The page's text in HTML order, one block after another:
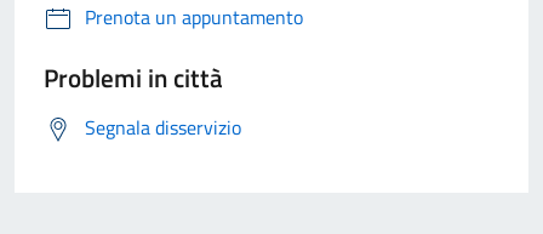
Prenota un appuntamento
Problemi in città
Segnala disservizio